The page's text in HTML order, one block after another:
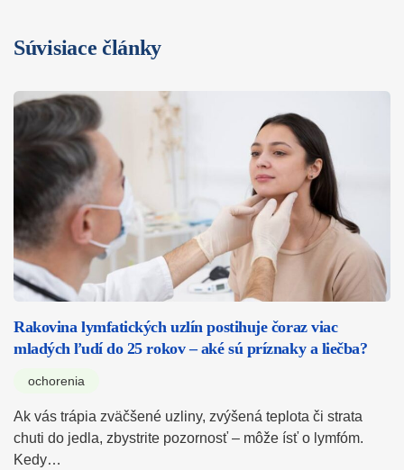
Súvisiace články
Rakovina lymfatických uzlín postihuje čoraz viac
mladých ľudí do 25 rokov – aké sú príznaky a liečba?
ochorenia
Ak vás trápia zväčšené uzliny, zvýšená teplota či strata
chuti do jedla, zbystrite pozornosť – môže ísť o lymfóm.
Kedy…